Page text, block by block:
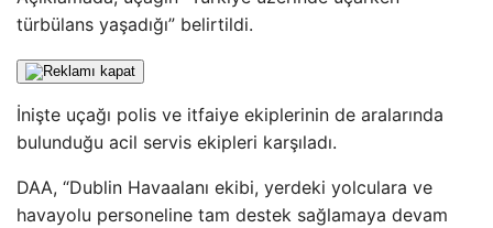
türbülans yaşadığı” belirtildi.
İnişte uçağı polis ve itfaiye ekiplerinin de aralarında
bulunduğu acil servis ekipleri karşıladı.
DAA, “Dublin Havaalanı ekibi, yerdeki yolculara ve
havayolu personeline tam destek sağlamaya devam